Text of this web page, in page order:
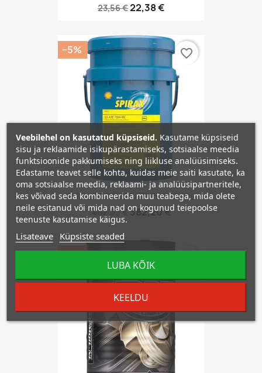
23,56 €22,38 €
SHELL SPIRAX S5 ATE 75W90 20L
402,32 €382,20 €
−5% favorite_border
−5%
Veebilehel on kasutatud küpsiseid. Kasutame küpsiseid
sisu ja reklaamide isikupärastamiseks, sotsiaalse meedia
funktsioonide pakkumiseks ning liikluse analüüsimiseks.
Edastame teavet selle kohta, kuidas meie saiti kasutate, ka
oma sotsiaalse meedia, reklaami- ja analüüsipartneritele,
kes võivad seda kombineerida muu teabega, mida olete
neile esitanud või mida nad on kogunud teiepoolse
teenuste kasutamise käigus.
Lisateave Küpsiste seaded
KEELDU
LUBA KÕIK